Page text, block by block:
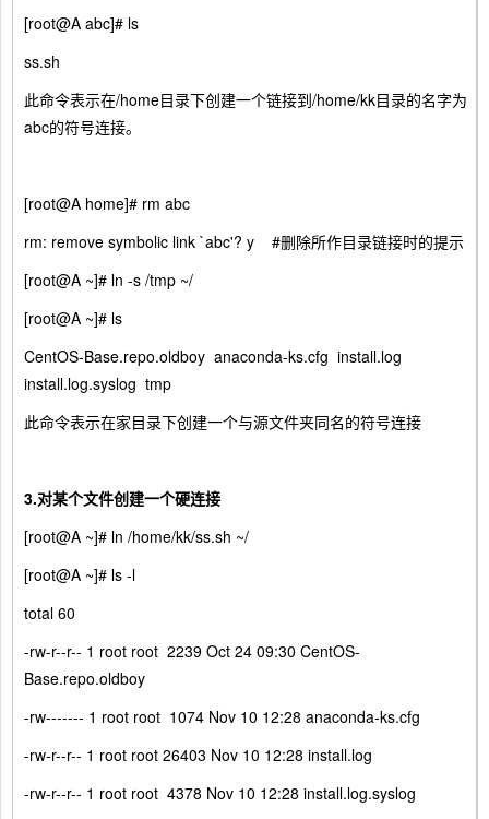
[root@A abc]# ls
ss.sh
此命令表示在/home目录下创建一个链接到/home/kk目录的名字为
abc的符号连接。
[root@A home]# rm abc
rm: remove symbolic link `abc'? y #删除所作目录链接时的提示
[root@A ~]# ln -s /tmp ~/
[root@A ~]# ls
CentOS-Base.repo.oldboy anaconda-ks.cfg install.log
install.log.syslog tmp
此命令表示在家目录下创建一个与源文件夹同名的符号连接
3.对某个文件创建一个硬连接
[root@A ~]# ln /home/kk/ss.sh ~/
[root@A ~]# ls -l
total 60
-rw-r--r-- 1 root root 2239 Oct 24 09:30 CentOS-
Base.repo.oldboy
-rw------- 1 root root 1074 Nov 10 12:28 anaconda-ks.cfg
-rw-r--r-- 1 root root 26403 Nov 10 12:28 install.log
-rw-r--r-- 1 root root 4378 Nov 10 12:28 install.log.syslog